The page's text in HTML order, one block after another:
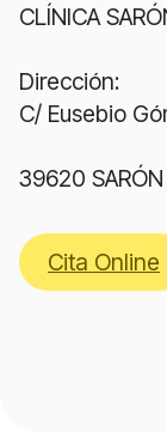
CLÍNICA
Dirección:
C/ Eusebio
39620 SARÓN
Cita Online